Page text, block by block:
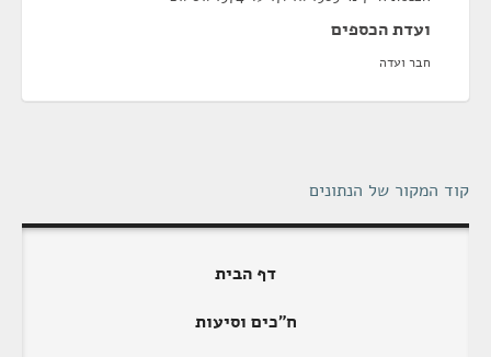
ועדת הכספים
חבר ועדה
קוד המקור של הנתונים
דף הבית
ח"כים וסיעות